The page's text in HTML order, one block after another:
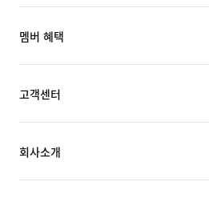
멤버 혜택
고객센터
회사소개